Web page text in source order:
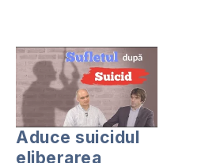
Aduce suicidul
eliberarea